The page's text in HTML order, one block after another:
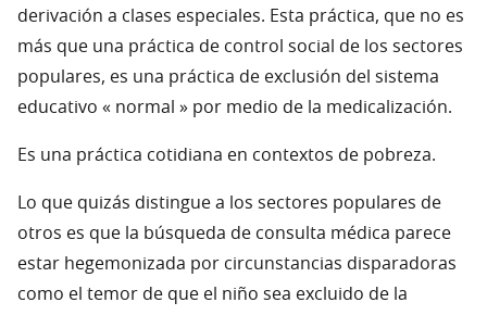
derivación a clases especiales. Esta práctica, que no es
más que una práctica de control social de los sectores
populares, es una práctica de exclusión del sistema
educativo « normal » por medio de la medicalización.
Es una práctica cotidiana en contextos de pobreza.
Lo que quizás distingue a los sectores populares de
otros es que la búsqueda de consulta médica parece
estar hegemonizada por circunstancias disparadoras
como el temor de que el niño sea excluido de la